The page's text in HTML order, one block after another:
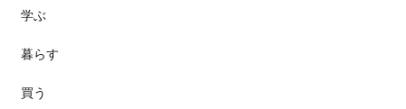
パン
スイーツ
ランチ
学ぶ
暮らす
買う